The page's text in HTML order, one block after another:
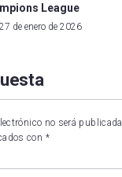
League
27 de enero de 2026
no será publicada.
con *